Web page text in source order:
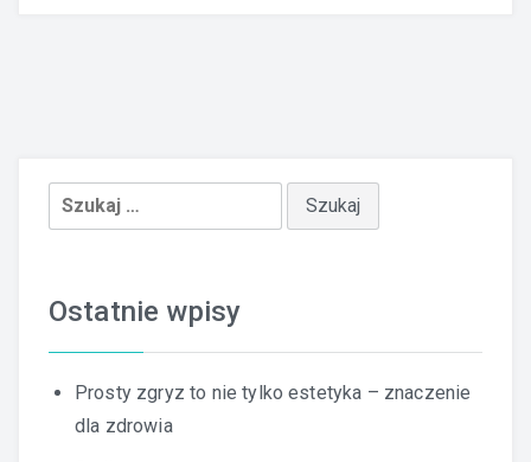
Szukaj:
Ostatnie wpisy
Prosty zgryz to nie tylko estetyka – znaczenie
dla zdrowia